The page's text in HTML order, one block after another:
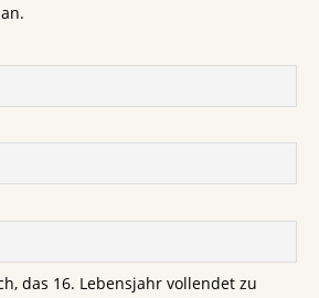
das 16. Lebensjahr vollendet zu